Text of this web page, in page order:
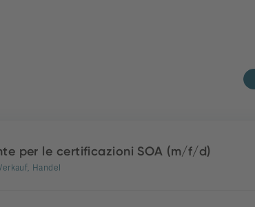
per le certificazioni SOA (m/f/d)
Handel